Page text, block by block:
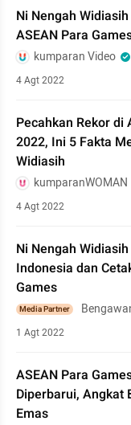
Ni Nengah
ASEAN Para
kumparan Video
4 Agt 2022
Pecahkan Rekor di
2022, Ini 5 Fakta
Widiasih
kumparanWOMAN
4 Agt 2022
Ni Nengah
Indonesia dan
Games
Media Partner
1 Agt 2022
ASEAN Para
Diperbarui, Angkat
Emas